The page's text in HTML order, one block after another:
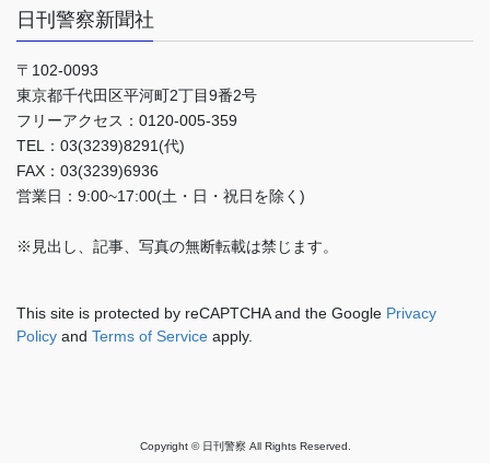
日刊警察新聞社
〒102-0093
東京都千代田区平河町2丁目9番2号
フリーアクセス：0120-005-359
TEL：03(3239)8291(代)
FAX：03(3239)6936
営業日：9:00~17:00(土・日・祝日を除く)
※見出し、記事、写真の無断転載は禁じます。
This site is protected by reCAPTCHA and the Google Privacy
Policy and Terms of Service apply.
Copyright © 日刊警察 All Rights Reserved.